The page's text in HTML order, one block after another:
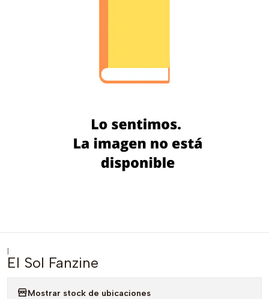
|
El Sol Fanzine
Mostrar stock de ubicaciones